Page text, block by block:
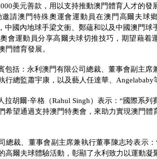
美元善款，用以支持推動澳門體育人才的發
邀請澳門特殊奧運會運動員在澳門高爾夫球
中國內地球手梁文衝、鄭蘊和以及中國澳門球
會運動員分享高爾夫球切推技巧，期望藉着
門體育發展。
包括：永利澳門有限公司總裁、董事會副主席
行總監蕭宇康，以及藝人任達華、 Angelababy
拉胡爾·辛格（Rahul Singh）表示：“國際系列
希望通過支持澳門特奧會，來助力實現澳門體
總裁、董事會副主席兼執行董事陳志玲表示
高爾夫球體驗活動，彰顯了永利致力以運動凝